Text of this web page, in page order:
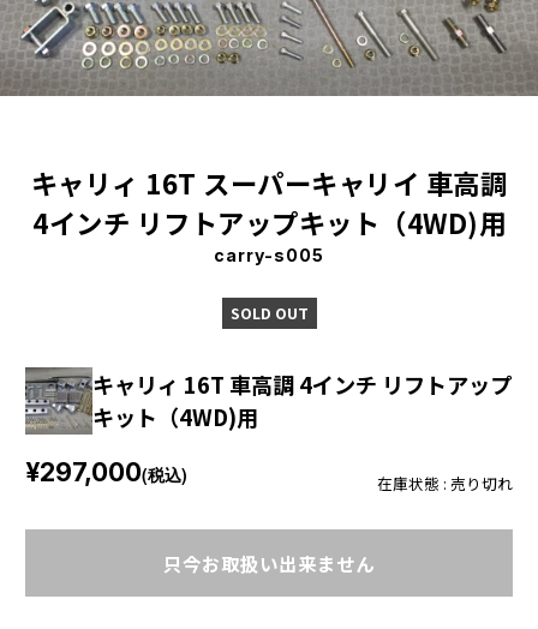
キャリィ 16T スーパーキャリイ 車高調
4インチ リフトアップキット（4WD)用
carry-s005
SOLD OUT
キャリィ 16T 車高調 4インチ リフトアップ
キット（4WD)用
在庫状態 : 売り切れ
¥297,000(税込)
只今お取扱い出来ません